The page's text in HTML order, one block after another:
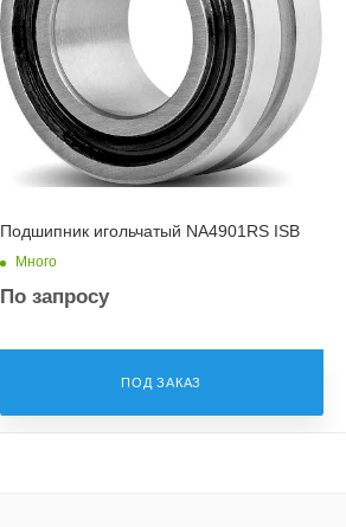
Подшипник игольчатый NA4901RS ISB
Много
По запросу
ПОД ЗАКАЗ